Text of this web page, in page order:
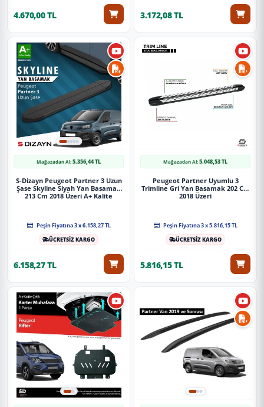
Siparişleriniz darbe emici özel ambalajlarla, kargoda zarar
görmeyecek şekilde paketlenerek tarafınıza ulaştırılır. %100
4.670,00 TL 3.172,08 TL
Mağazadan Al:5.356,44 TL
S-Dizayn Peugeot Partner 3 Uzun
Şase Skyline Siyah Yan Basamak
213 Cm 2018 Üzeri A+ Kalite
Peşin Fiyatına 3 x 6.158,27 TL
ÜCRETSİZ KARGO
6.158,27 TL
Mağazadan Al:5.048,53 TL
Peugeot Partner Uyumlu 3
Trimline Gri Yan Basamak 202 Cm
2018 Üzeri
Peşin Fiyatına 3 x 5.816,15 TL
ÜCRETSİZ KARGO
5.816,15 TL